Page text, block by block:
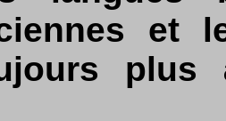
et
plus